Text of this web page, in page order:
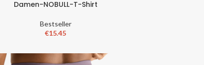
Damen-NOBULL-T-Shirt
Bestseller
€15.45